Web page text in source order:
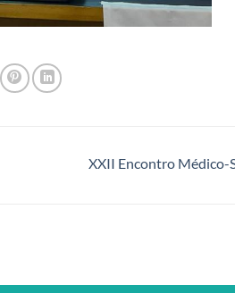
XXII Encontro Médico-